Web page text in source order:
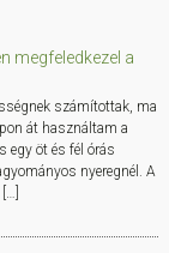
megfeledkezel a
számítottak, ma
át használtam a
egy öt és fél órás
nyeregnél. A